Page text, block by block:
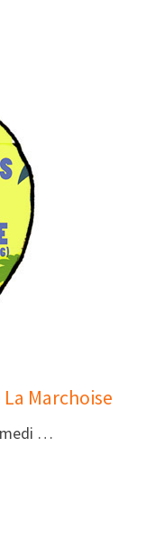
Marchoise
…